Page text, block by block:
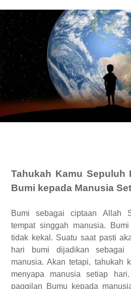
Tahukah Kamu Sepuluh
Bumi kepada Manusia
Bumi sebagai ciptaan Allah
tempat singgah manusia.
tidak kekal. Suatu saat pasti
hari bumi dijadikan sebagai
manusia. Akan tetapi, tahukah
menyapa manusia setiap
paggilan Bumu kepada